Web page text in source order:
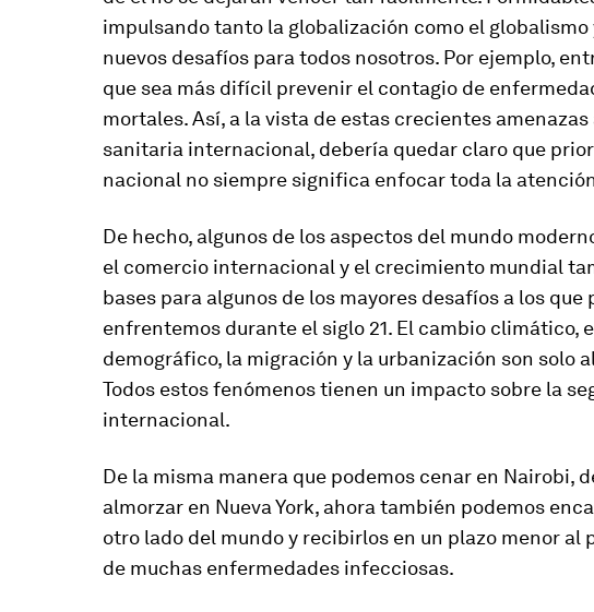
impulsando tanto la globalización como el
nuevos desafíos para todos nosotros. Por ejemplo,
que sea más difícil prevenir el contagio de
mortales. Así, a la vista de estas crecientes amenazas
sanitaria internacional, debería quedar claro que
nacional no siempre significa enfocar toda la
De hecho, algunos de los aspectos del mundo
el comercio internacional y el crecimiento mundial
bases para algunos de los mayores desafíos a los
enfrentemos durante el siglo 21. El cambio climático,
demográfico, la migración y la urbanización son solo
Todos estos fenómenos tienen un impacto sobre la
internacional.
De la misma manera que podemos cenar en Nairobi,
almorzar en Nueva York, ahora también podemos
otro lado del mundo y recibirlos en un plazo menor al
de muchas enfermedades infecciosas.